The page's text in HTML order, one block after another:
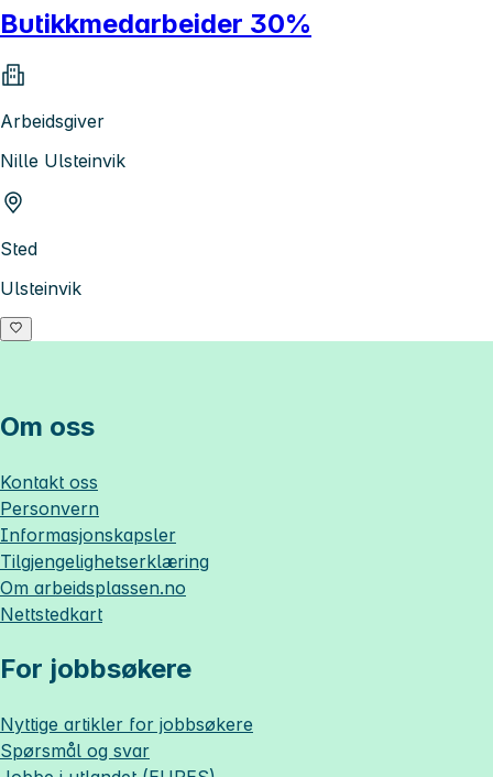
Butikkmedarbeider 30%
Arbeidsgiver
Nille Ulsteinvik
Sted
Ulsteinvik
Om oss
Kontakt oss
Personvern
Informasjonskapsler
Tilgjengelighetserklæring
Om arbeidsplassen.no
Nettstedkart
For jobbsøkere
Nyttige artikler for jobbsøkere
Spørsmål og svar